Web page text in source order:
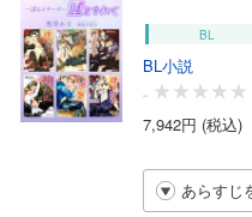
BL
BL小説
-
7,942円 (税込)
あらすじ